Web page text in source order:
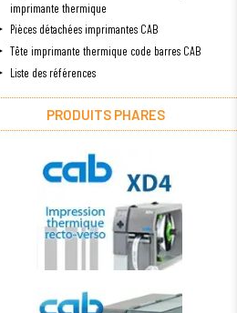
imprimante thermique
Pièces détachées imprimantes CAB
Tête imprimante thermique code barres CAB
Liste des références
PRODUITS PHARES